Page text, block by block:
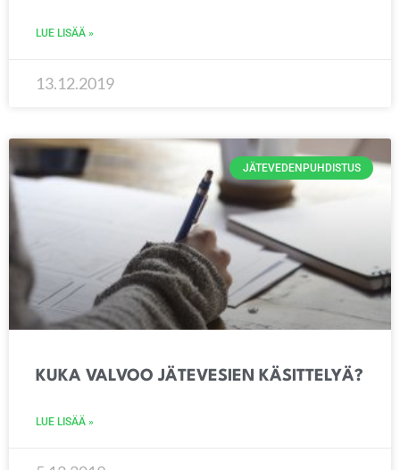
LUE LISÄÄ »
13.12.2019
JÄTEVEDENPUHDISTUS
KUKA VALVOO JÄTEVESIEN KÄSITTELYÄ?
LUE LISÄÄ »